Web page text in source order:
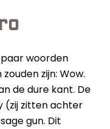
woorden
zijn: Wow.
de dure kant. De
(zij zitten achter
gun. Dit